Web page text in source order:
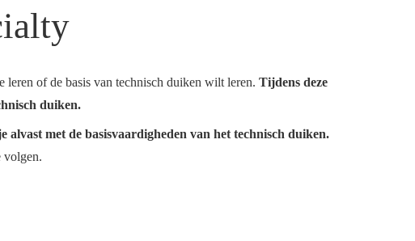
of de basis van technisch duiken wilt leren. Tijdens deze
duiken.
alvast met de basisvaardigheden van het technisch duiken.
volgen.